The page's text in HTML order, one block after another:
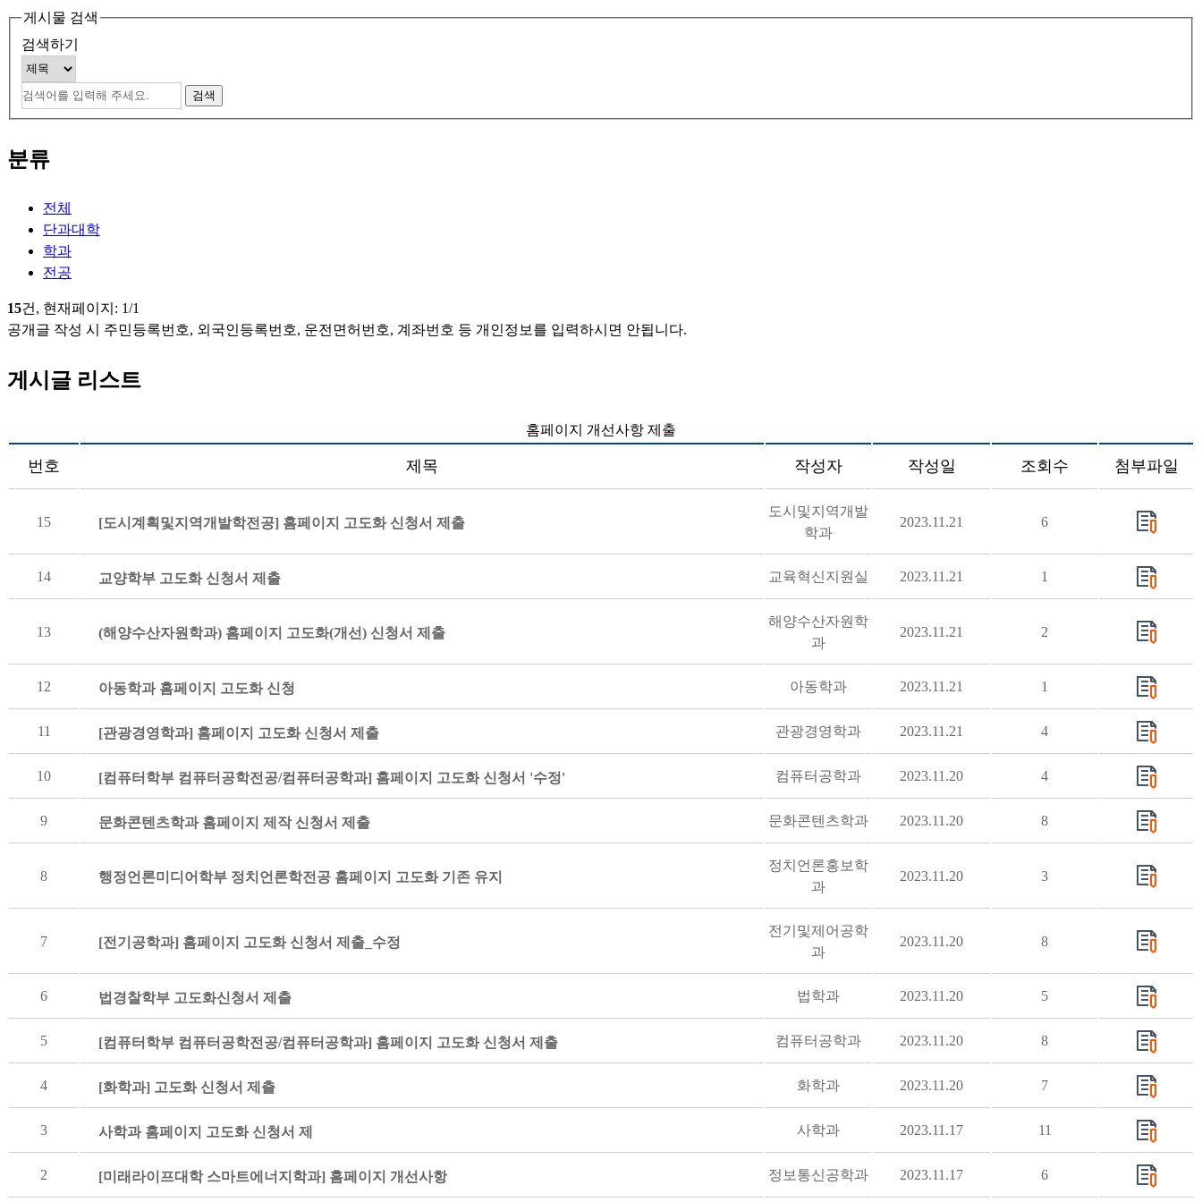
게시물 검색
검색하기
분류
전체
단과대학
학과
전공
15건, 현재페이지: 1/1
공개글 작성 시 주민등록번호, 외국인등록번호, 운전면허번호, 계좌번호 등 개인정보를 입력하시면 안됩니다.
게시글 리스트
홈페이지 개선사항 제출
번호 제목 작성자 작성일 조회수 첨부파일
15 [도시계획및지역개발학전공] 홈페이지 고도화 신청서 제출
도시및지역개발
학과
2023.11.21 6
14 교양학부 고도화 신청서 제출 교육혁신지원실 2023.11.21 1
13 (해양수산자원학과) 홈페이지 고도화(개선) 신청서 제출
해양수산자원학
과
2023.11.21 2
12 아동학과 홈페이지 고도화 신청 아동학과 2023.11.21 1
11 [관광경영학과] 홈페이지 고도화 신청서 제출 관광경영학과 2023.11.21 4
10 [컴퓨터학부 컴퓨터공학전공/컴퓨터공학과] 홈페이지 고도화 신청서 '수정' 컴퓨터공학과 2023.11.20 4
9 문화콘텐츠학과 홈페이지 제작 신청서 제출 문화콘텐츠학과 2023.11.20 8
8 행정언론미디어학부 정치언론학전공 홈페이지 고도화 기존 유지
정치언론홍보학
과
2023.11.20 3
7 [전기공학과] 홈페이지 고도화 신청서 제출_수정
전기및제어공학
과
2023.11.20 8
6 법경찰학부 고도화신청서 제출 법학과 2023.11.20 5
5 [컴퓨터학부 컴퓨터공학전공/컴퓨터공학과] 홈페이지 고도화 신청서 제출 컴퓨터공학과 2023.11.20 8
4 [화학과] 고도화 신청서 제츨 화학과 2023.11.20 7
3 사학과 홈페이지 고도화 신청서 제 사학과 2023.11.17 11
2 [미래라이프대학 스마트에너지학과] 홈페이지 개선사항 정보통신공학과 2023.11.17 6